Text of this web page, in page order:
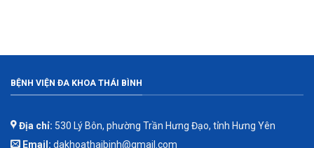
BỆNH VIỆN ĐA KHOA THÁI BÌNH
Địa chỉ: 530 Lý Bôn, phường Trần Hưng Đạo, tỉnh Hưng Yên
Email: dakhoathaibinh@gmail.com